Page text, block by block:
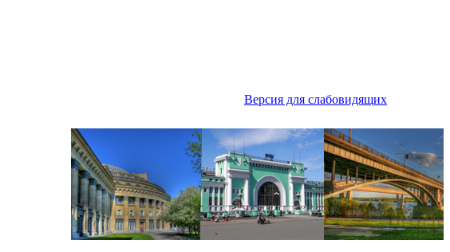
Версия для слабовидящих